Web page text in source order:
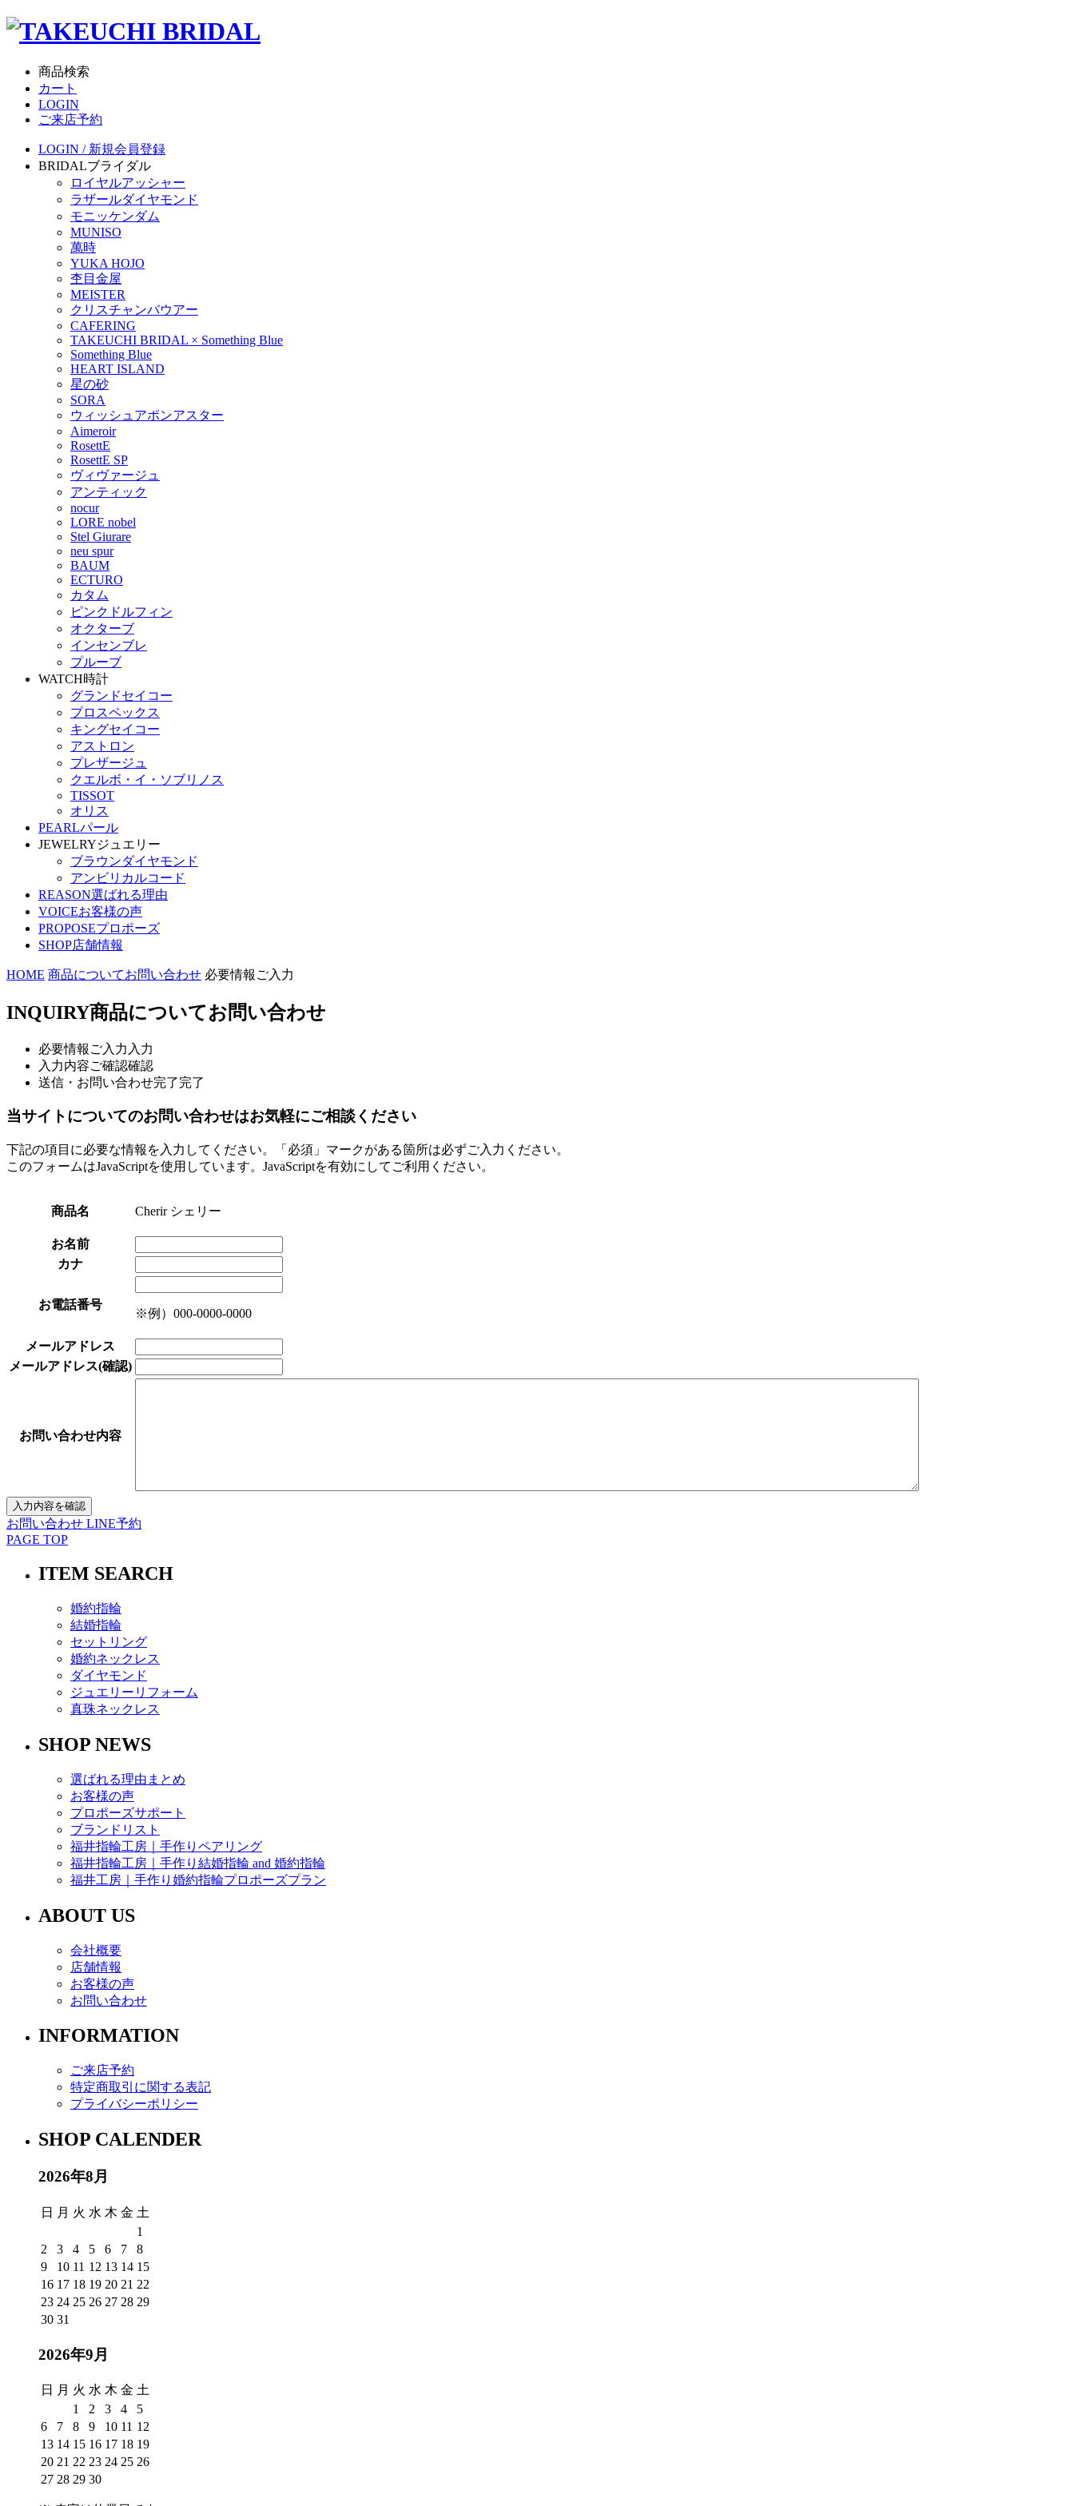
商品検索
カート
LOGIN
ご来店予約
LOGIN / 新規会員登録
BRIDALブライダル
ロイヤルアッシャー
ラザールダイヤモンド
モニッケンダム
MUNISO
萬時
YUKA HOJO
杢目金屋
MEISTER
クリスチャンバウアー
CAFERING
TAKEUCHI BRIDAL × Something Blue
Something Blue
HEART ISLAND
星の砂
SORA
ウィッシュアポンアスター
Aimeroir
RosettE
RosettE SP
ヴィヴァージュ
アンティック
nocur
LORE nobel
Stel Giurare
neu spur
BAUM
ECTURO
カタム
ピンクドルフィン
オクターブ
インセンブレ
プルーブ
WATCH時計
グランドセイコー
プロスペックス
キングセイコー
アストロン
プレザージュ
クエルボ・イ・ソブリノス
TISSOT
オリス
PEARLパール
JEWELRYジュエリー
ブラウンダイヤモンド
アンビリカルコード
REASON選ばれる理由
VOICEお客様の声
PROPOSEプロポーズ
SHOP店舗情報
HOME 商品についてお問い合わせ 必要情報ご入力
INQUIRY商品についてお問い合わせ
必要情報ご入力 入力
入力内容ご確認確認
送信・お問い合わせ完了完了
当サイトについてのお問い合わせはお気軽にご相談ください
下記の項目に必要な情報を入力してください。「必須」マークがある箇所は必ずご入力ください。
このフォームはJavaScriptを使用しています。JavaScriptを有効にしてご利用ください。
商品名 Cherir シェリー
お名前
カナ
お電話番号
※例）000-0000-0000
メールアドレス
メールアドレス(確認)
お問い合わせ内容
お問い合わせ LINE予約
PAGE TOP
ITEM SEARCH
婚約指輪
結婚指輪
セットリング
婚約ネックレス
ダイヤモンド
ジュエリーリフォーム
真珠ネックレス
SHOP NEWS
選ばれる理由まとめ
お客様の声
プロポーズサポート
ブランドリスト
福井指輪工房｜手作りペアリング
福井指輪工房｜手作り結婚指輪 and 婚約指輪
福井工房｜手作り婚約指輪プロポーズプラン
ABOUT US
会社概要
店舗情報
お客様の声
お問い合わせ
INFORMATION
ご来店予約
特定商取引に関する表記
プライバシーポリシー
SHOP CALENDER
2026年8月
日 月 火 水 木 金 土
1
2
3 4 5 6 7
8
9
10 11 12 13 14 15
16 17 18 19 20 21 22
23 24 25 26 27 28 29
30 31
2026年9月
日 月 火 水 木 金 土
1
2 3 4
5
6
7 8 9 10 11 12
13 14 15 16 17 18 19
20 21 22 23 24 25 26
27 28 29 30